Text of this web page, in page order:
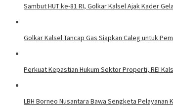
Sambut HUT ke-81 RI, Golkar Kalsel Ajak Kader
Golkar Kalsel Tancap Gas Siapkan Caleg untuk
Perkuat Kepastian Hukum Sektor Properti, REI
LBH Borneo Nusantara Bawa Sengketa Pelayanan